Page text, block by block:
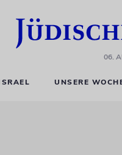
06.
UNSERE